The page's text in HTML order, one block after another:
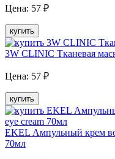
Цена: 57 ₽
купить
3W CLINIC Тканевая
Цена: 57 ₽
купить
EKEL Ампульный крем
70мл